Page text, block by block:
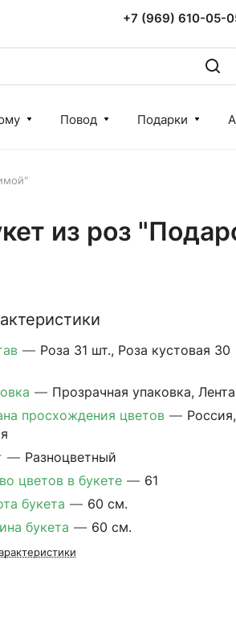
+7 (969) 610-05-
Повод Подарки
из роз
— Роза 31 шт., Роза кустовая 30
— Прозрачная упаковка, Лента
просхождения цветов — Россия,
— Разноцветный
цветов в букете — 61
букета — 60 см.
букета — 60 см.